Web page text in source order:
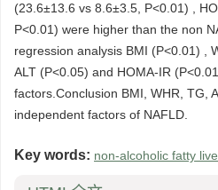
(23.6±13.6 vs 8.6±3.5, P<0.01) ,
P<0.01) were higher than the non
regression analysis BMI (P<0.01) ,
ALT (P<0.05) and HOMA-IR
factors.Conclusion BMI, WHR, TG,
independent factors of NAFLD.
Key words: non-alcoholic fatty